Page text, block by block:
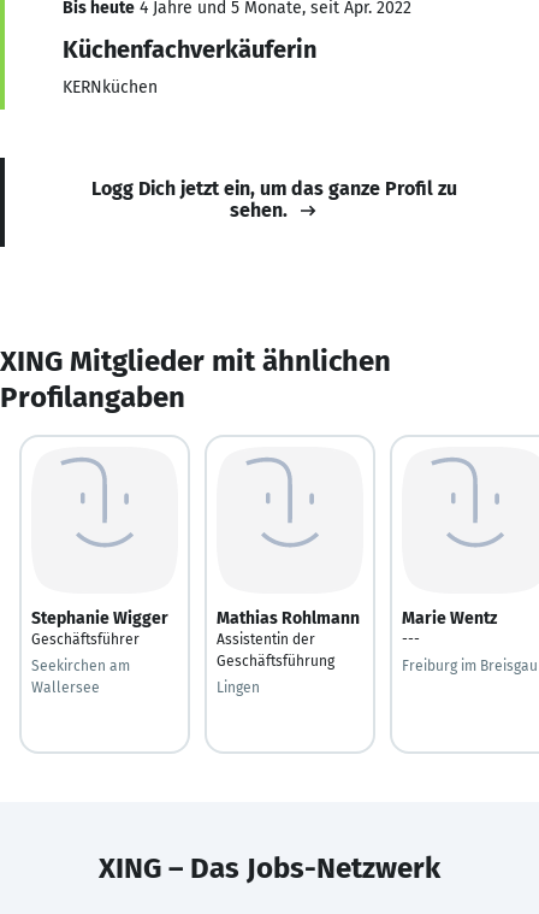
Bis heute 4 Jahre und 5 Monate, seit Apr. 2022
Küchenfachverkäuferin
KERNküchen
Logg Dich jetzt ein, um das ganze Profil zu
sehen.
XING Mitglieder mit ähnlichen
Profilangaben
Stephanie Wigger
Geschäftsführer
Seekirchen am
Wallersee
Mathias Rohlmann
Assistentin der
Geschäftsführung
Lingen
Marie Wentz
---
Freiburg im Breisgau
XING – Das Jobs-Netzwerk